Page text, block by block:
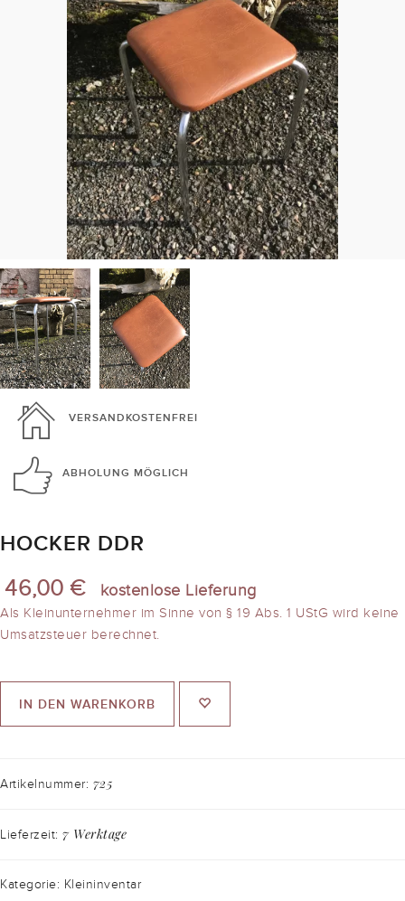
VERSANDKOSTENFREI
ABHOLUNG MÖGLICH
HOCKER DDR
46,00 € kostenlose Lieferung
Als Kleinunternehmer im Sinne von § 19 Abs. 1 UStG wird keine
Umsatzsteuer berechnet.
IN DEN WARENKORB
Artikelnummer: 725
Lieferzeit: 7 Werktage
Kategorie: Kleininventar